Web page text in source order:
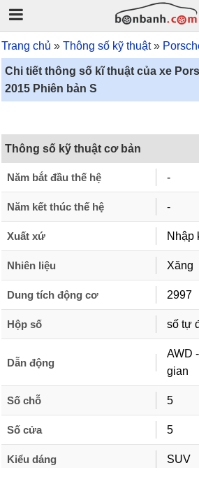
Trang chủ Thông số kỹ thuật
Chi tiết thông số kĩ thuật của xe
2015 Phiên bản S
Thông số kỹ thuật cơ bản
Năm bắt đầu thế hệ -
Năm kết thúc thế hệ -
Xuất xứ Nhập
Nhiên liệu Xăng
Dung tích động cơ 2997
Hộp số số tự
Dẫn động
AWD
gian
Số chỗ 5
Số cửa 5
Kiểu dáng SUV